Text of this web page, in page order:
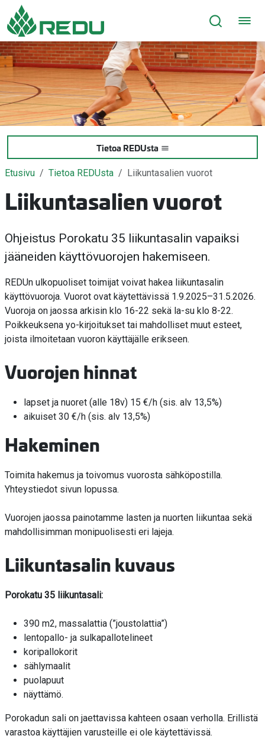
Siirry sivusisältöön
Tietoa REDUsta
Etusivu Tietoa REDUsta Liikuntasalien vuorot
Liikuntasalien vuorot
Ohjeistus Porokatu 35 liikuntasalin vapaiksi
jääneiden käyttövuorojen hakemiseen.
REDUn ulkopuoliset toimijat voivat hakea liikuntasalin
käyttövuoroja. Vuorot ovat käytettävissä 1.9.2025–31.5.2026.
Vuoroja on jaossa arkisin klo 16-22 sekä la-su klo 8-22.
Poikkeuksena yo-kirjoitukset tai mahdolliset muut esteet,
joista ilmoitetaan vuoron käyttäjälle erikseen.
Vuorojen hinnat
lapset ja nuoret (alle 18v) 15 €/h (sis. alv 13,5%)
aikuiset 30 €/h (sis. alv 13,5%)
Hakeminen
Toimita hakemus ja toivomus vuorosta sähköpostilla.
Yhteystiedot sivun lopussa.
Vuorojen jaossa painotamme lasten ja nuorten liikuntaa sekä
mahdollisimman monipuolisesti eri lajeja.
Liikuntasalin kuvaus
Porokatu 35 liikuntasali:
390 m2, massalattia (”joustolattia”)
lentopallo- ja sulkapallotelineet
koripallokorit
sählymaalit
puolapuut
näyttämö.
Porokadun sali on jaettavissa kahteen osaan verholla. Erillistä
varastoa käyttäjien varusteille ei ole käytettävissä.